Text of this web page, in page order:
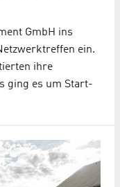
GmbH ins
ein.
ihre
ging es um Start-